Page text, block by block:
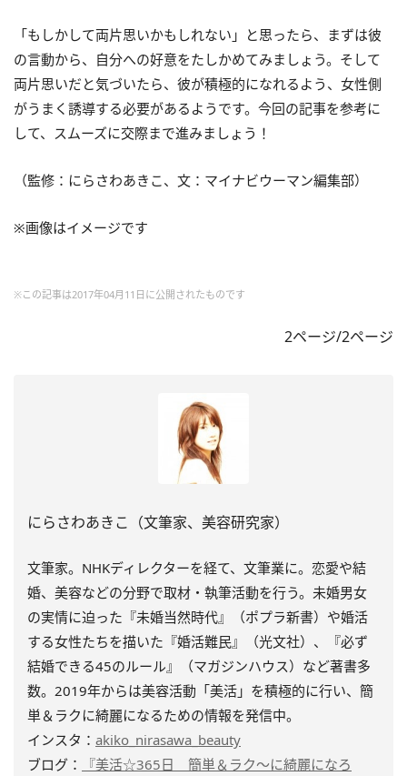
「もしかして両片思いかもしれない」と思ったら、まずは彼
の言動から、自分への好意をたしかめてみましょう。そして
両片思いだと気づいたら、彼が積極的になれるよう、女性側
がうまく誘導する必要があるようです。今回の記事を参考に
して、スムーズに交際まで進みましょう！
（監修：にらさわあきこ、文：マイナビウーマン編集部）
※画像はイメージです
※この記事は2017年04月11日に公開されたものです
2ページ/2ページ
にらさわあきこ（文筆家、美容研究家）
文筆家。NHKディレクターを経て、文筆業に。恋愛や結
婚、美容などの分野で取材・執筆活動を行う。未婚男女
の実情に迫った『未婚当然時代』（ポプラ新書）や婚活
する女性たちを描いた『婚活難民』（光文社）、『必ず
結婚できる45のルール』（マガジンハウス）など著書多
数。2019年からは美容活動「美活」を積極的に行い、簡
単＆ラクに綺麗になるための情報を発信中。
インスタ： akiko_nirasawa_beauty
ブログ：
『美活☆365日 簡単＆ラク～に綺麗になろ